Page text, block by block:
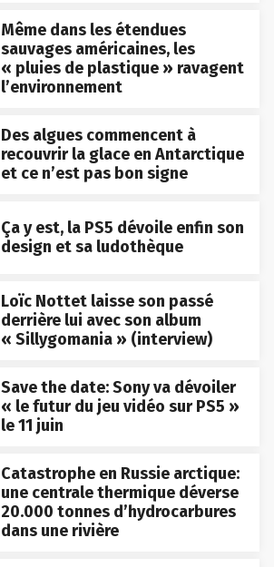
Même dans les étendues
sauvages américaines, les
« pluies de plastique » ravagent
l’environnement
Des algues commencent à
recouvrir la glace en Antarctique
et ce n’est pas bon signe
Ça y est, la PS5 dévoile enfin son
design et sa ludothèque
Loïc Nottet laisse son passé
derrière lui avec son album
« Sillygomania » (interview)
Save the date: Sony va dévoiler
« le futur du jeu vidéo sur PS5 »
le 11 juin
Catastrophe en Russie arctique:
une centrale thermique déverse
20.000 tonnes d’hydrocarbures
dans une rivière